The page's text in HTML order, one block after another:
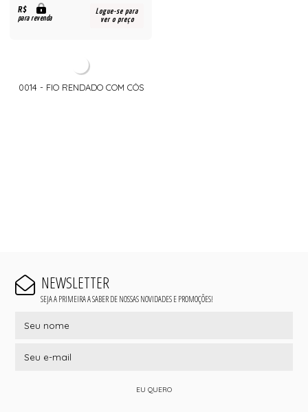
R$
para revenda
Logue-se para
ver o preço
0014 - FIO RENDADO COM CÓS
NEWSLETTER
SEJA A PRIMEIRA A SABER DE NOSSAS NOVIDADES E PROMOÇÕES!
EU QUERO